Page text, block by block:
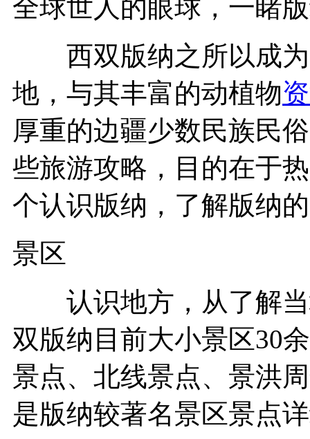
全球世人的眼球，一睹
西双版纳之所以成为
地，与其丰富的动植物
厚重的边疆少数民族民
些旅游攻略，目的在于
个认识版纳，了解版纳
景区
认识地方，从了解当
双版纳目前大小景区30
景点、北线景点、景洪
是版纳较著名景区景点